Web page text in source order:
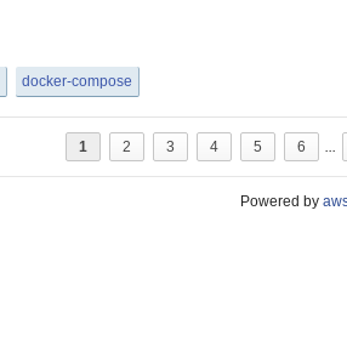
docker-compose
1 2 3 4 5 6 ...
Powered by